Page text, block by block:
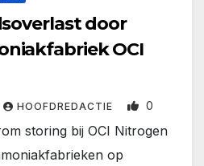
door
OCI
HOOFDREDACTIE 0
storing bij OCI Nitrogen
op